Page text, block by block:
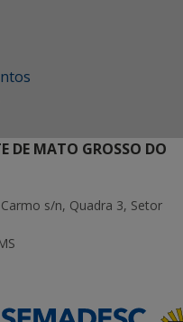
DE MATO GROSSO DO
s/n, Quadra 3, Setor